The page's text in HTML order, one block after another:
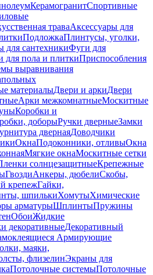
КерамогранитСпортивные
траваАксессуары для
ПодложкаПлинтусы, уголки,
для сантехникиФуги для
пола и плиткиПриспособления
выравнивания
материалыДвери и аркиДвери
Арки межкомнатныеМоскитные
Коробки и
доборыРучки дверныеЗамки
двернаяДоводчики
ОкнаПодоконники, отливыОкна
Мягкие окнаМоскитные сетки
солнцезащитныеКрепежные
ГвоздиАнкеры, дюбелиСкобы,
крепежГайки,
шпилькиХомутыХимические
арматурыШплинтыПружины
ОбоиЖидкие
декоративныеДекоративный
Армирующие
маяки,
флизелинЭкраны для
Потолочные системыПотолочные